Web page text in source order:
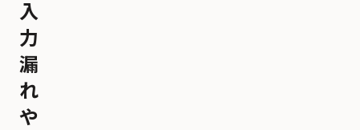
入
力
漏
れ
や